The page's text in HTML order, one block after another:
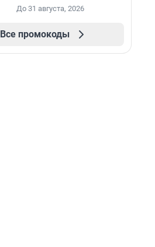
До 31 августа, 2026
Все промокоды